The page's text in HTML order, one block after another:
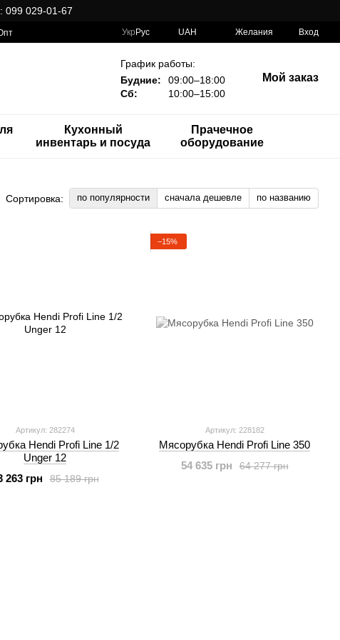
099 029-01-67
Укр Рус UAH Желания Вход
График работы:
Будние:
09:00–18:00
Сб:
10:00–15:00
Мой заказ
Кухонный
инвентарь и посуда
Прачечное
оборудование
Сортировка: по популярности сначала дешевле по названию
Артикул: 282274
Hendi Profi Line 1/2
Unger 12
85 189 грн
263 грн
−15%
Артикул: 228182
Мясорубка Hendi Profi Line 350
64 277 грн
54 635 грн